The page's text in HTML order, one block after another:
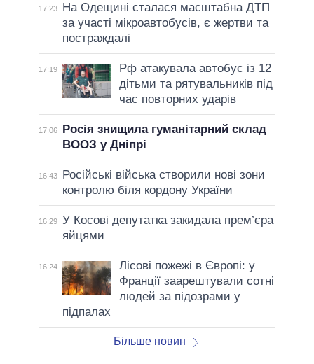
17:23
На Одещині сталася масштабна ДТП
за участі мікроавтобусів, є жертви та
постраждалі
17:19
Рф атакувала автобус із 12
дітьми та рятувальників під
час повторних ударів
17:06
Росія знищила гуманітарний склад
ВООЗ у Дніпрі
16:43
Російські війська створили нові зони
контролю біля кордону України
16:29 У Косові депутатка закидала прем’єра
яйцями
16:24
Лісові пожежі в Європі: у
Франції заарештували сотні
людей за підозрами у
підпалах
Більше новин